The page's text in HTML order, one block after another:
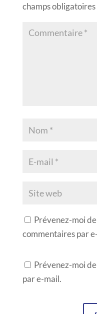
champs
Prévenez-moi
commentaires par
Prévenez-moi
par e-mail.